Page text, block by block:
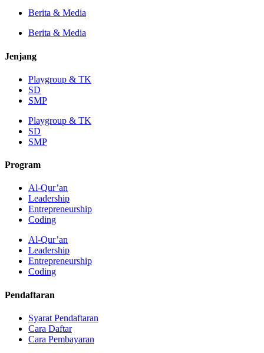
Berita & Media
Berita & Media
Jenjang
Playgroup & TK
SD
SMP
Playgroup & TK
SD
SMP
Program
Al-Qur’an
Leadership
Entrepreneurship
Coding
Al-Qur’an
Leadership
Entrepreneurship
Coding
Pendaftaran
Syarat Pendaftaran
Cara Daftar
Cara Pembayaran